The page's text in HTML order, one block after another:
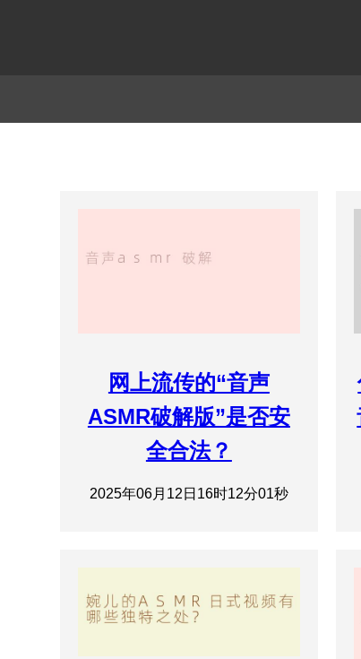
网上流传的“音声
ASMR破解版”是否安
全合法？
2025年06月12日16时12分01秒